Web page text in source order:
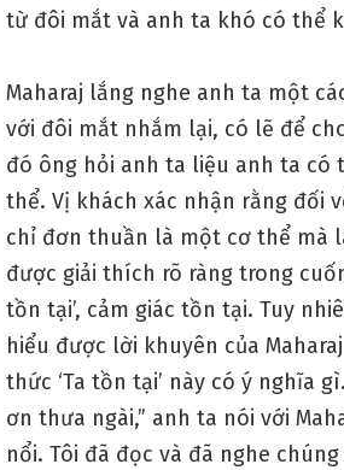
từ đôi mắt và anh ta khó có thể
Maharaj lắng nghe anh ta một
với đôi mắt nhắm lại, có lẽ để
đó ông hỏi anh ta liệu anh ta có
thể. Vị khách xác nhận rằng đối
chỉ đơn thuần là một cơ thể mà
được giải thích rõ ràng trong
tồn tại’, cảm giác tồn tại. Tuy
hiểu được lời khuyên của
thức ‘Ta tồn tại’ này có ý nghĩa
ơn thưa ngài,” anh ta nói với
nổi. Tôi đã đọc và đã nghe